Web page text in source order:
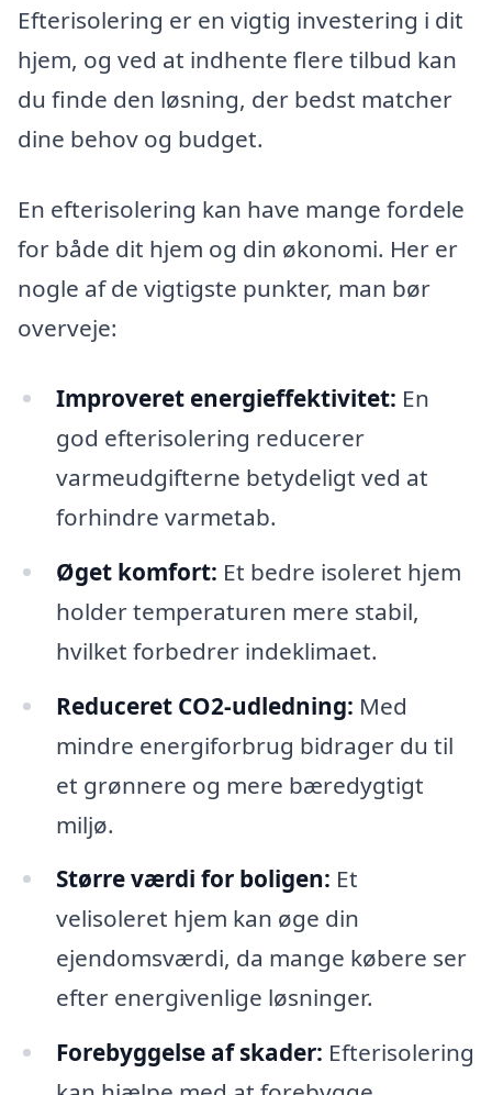
Efterisolering er en vigtig investering i dit
hjem, og ved at indhente flere tilbud kan
du finde den løsning, der bedst matcher
dine behov og budget.
En efterisolering kan have mange fordele
for både dit hjem og din økonomi. Her er
nogle af de vigtigste punkter, man bør
overveje:
Improveret energieffektivitet: En
god efterisolering reducerer
varmeudgifterne betydeligt ved at
forhindre varmetab.
Øget komfort: Et bedre isoleret hjem
holder temperaturen mere stabil,
hvilket forbedrer indeklimaet.
Reduceret CO2-udledning: Med
mindre energiforbrug bidrager du til
et grønnere og mere bæredygtigt
miljø.
Større værdi for boligen: Et
velisoleret hjem kan øge din
ejendomsværdi, da mange købere ser
efter energivenlige løsninger.
Forebyggelse af skader: Efterisolering